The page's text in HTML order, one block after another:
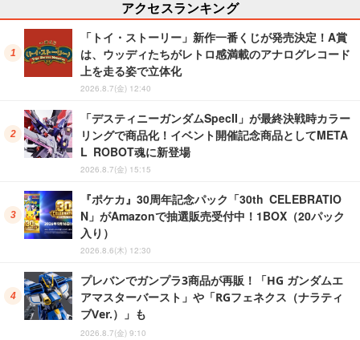
アクセスランキング
「トイ・ストーリー」新作一番くじが発売決定！A賞
は、ウッディたちがレトロ感満載のアナログレコード
上を走る姿で立体化
2026.8.7(金) 12:40
「デスティニーガンダムSpecII」が最終決戦時カラー
リングで商品化！イベント開催記念商品としてMETA
L ROBOT魂に新登場
2026.8.7(金) 15:15
『ポケカ』30周年記念パック「30th CELEBRATIO
N」がAmazonで抽選販売受付中！1BOX（20パック
入り）
2026.8.6(木) 12:30
プレバンでガンプラ3商品が再販！「HG ガンダムエ
アマスターバースト」や「RGフェネクス（ナラティ
ブVer.）」も
2026.8.7(金) 9:10